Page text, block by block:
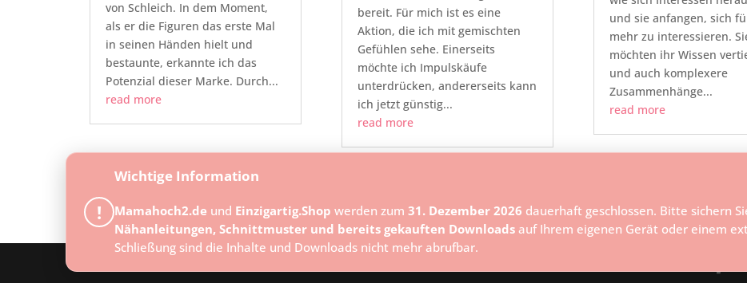
von Schleich. In dem Moment,
als er die Figuren das erste Mal
in seinen Händen hielt und
bestaunte, erkannte ich das
Potenzial dieser Marke. Durch...
read more
bereit. Für mich ist es eine
Aktion, die ich mit gemischten
Gefühlen sehe. Einerseits
möchte ich Impulskäufe
unterdrücken, andererseits kann
ich jetzt günstig...
read more
und sie anfangen, sich
mehr zu interessieren.
möchten ihr Wissen
und auch komplexere
Zusammenhänge...
read more
« Older Entries
!
Wichtige Information
Mamahoch2.de und Einzigartig.Shop werden zum 31. Dezember 2026 dauerhaft geschlossen. Bitte sichern
Nähanleitungen, Schnittmuster und bereits gekauften Downloads auf Ihrem eigenen Gerät oder einem
Schließung sind die Inhalte und Downloads nicht mehr abrufbar.